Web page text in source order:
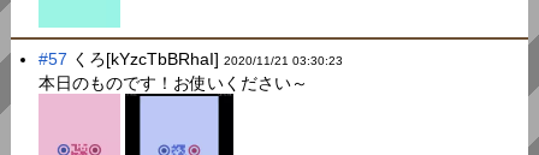
#57 くろ[kYzcTbBRhaI]2020/11/21 03:30:23
本日のものです！お使いください～